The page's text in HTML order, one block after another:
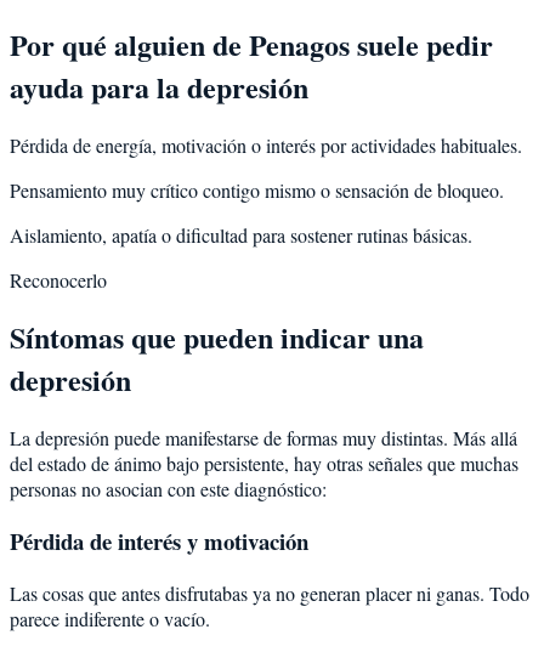
Por qué alguien de Penagossuele pedir
ayuda para ladepresión
Pérdida de energía, motivación o interés por actividades habituales.
Pensamiento muy crítico contigo mismo o sensación de bloqueo.
Aislamiento, apatía o dificultad para sostener rutinas básicas.
Reconocerlo
Síntomas que pueden indicar una
depresión
La depresión puede manifestarse de formas muy distintas. Más allá
del estado de ánimo bajo persistente, hay otras señales que muchas
personas no asocian con este diagnóstico:
Pérdida de interés y motivación
Las cosas que antes disfrutabas ya no generan placer ni ganas. Todo
parece indiferente o vacío.